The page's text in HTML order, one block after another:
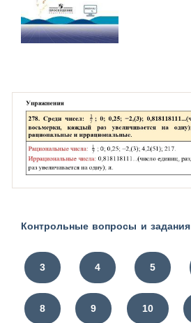
Контрольные вопросы и задания
3 4 5
8 9 10